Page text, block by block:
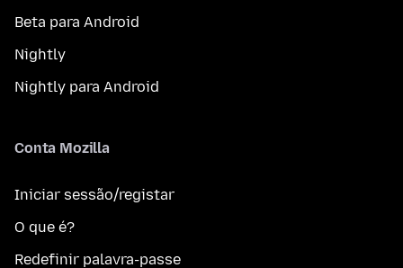
Beta para Android
Nightly
Nightly para Android
Conta Mozilla
Iniciar sessão/registar
O que é?
Redefinir palavra-passe